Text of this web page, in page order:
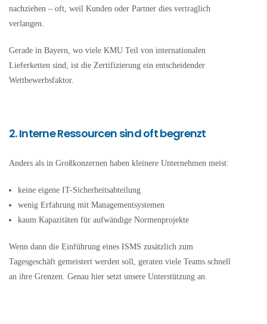
nachziehen – oft, weil Kunden oder Partner dies vertraglich
verlangen.
Gerade in Bayern, wo viele KMU Teil von internationalen
Lieferketten sind, ist die Zertifizierung ein entscheidender
Wettbewerbsfaktor.
2. Interne Ressourcen sind oft begrenzt
Anders als in Großkonzernen haben kleinere Unternehmen meist:
keine eigene IT-Sicherheitsabteilung
wenig Erfahrung mit Managementsystemen
kaum Kapazitäten für aufwändige Normenprojekte
Wenn dann die Einführung eines ISMS zusätzlich zum
Tagesgeschäft gemeistert werden soll, geraten viele Teams schnell
an ihre Grenzen. Genau hier setzt unsere Unterstützung an.